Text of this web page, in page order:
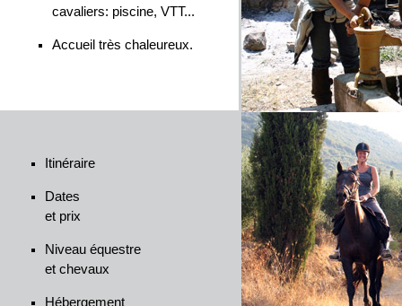
Itinéraire
Dates
et prix
Niveau équestre
et chevaux
Hébergement
cavaliers: piscine, VTT...
Accueil très chaleureux.